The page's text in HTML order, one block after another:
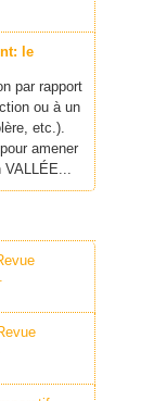
le
par rapport
ou à un
etc.).
amener
VALLÉE...